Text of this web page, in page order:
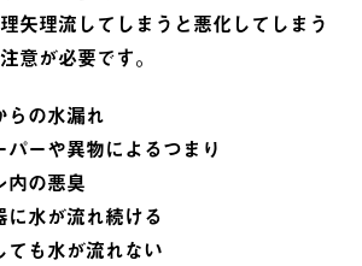
矢理流してしまうと悪化してしまう
意が必要です。
らの水漏れ
パーや異物によるつまり
内の悪臭
に水が流れ続ける
ても水が流れない